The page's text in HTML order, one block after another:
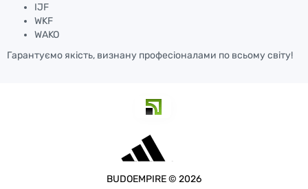
IJF
WKF
WAKO
Гарантуємо якість, визнану професіоналами по всьому світу!
BUDOEMPIRE © 2026